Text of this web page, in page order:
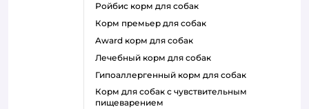
ройбис корм для собак
корм премьер для собак
award корм для собак
лечебный корм для собак
гипоаллергенный корм для собак
корм для собак с чувствительным
пищеварением